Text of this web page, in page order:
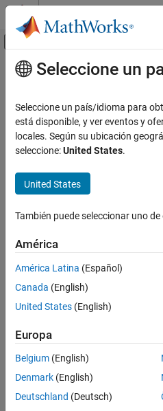
Saltar al contenido
Mostrar/ocultar
Inicio de Documentación
Robotics and Autonomous Systems
Categoría
Automated Driving Toolbox
Mapping Toolbox
Navigation Toolbox
Phased Array System Toolbox
Radar Toolbox
Robotics System Toolbox
Sensor Fusion and Tracking Toolbox
Get Started with Sensor Fusion and
Tracking Toolbox
Contenido principal
How useful
Seleccione un
Seleccione un país/idioma para
está disponible, y ver eventos y
locales. Según su ubicación
seleccione:United States.
United States
También puede seleccionar uno
América
América Latina (Español)
Canada (English)
United States (English)
Europa
Belgium (English)
Denmark (English)
Deutschland (Deutsch)
Centro de confianza
Marcas
Política de privacidad
Información de contacto